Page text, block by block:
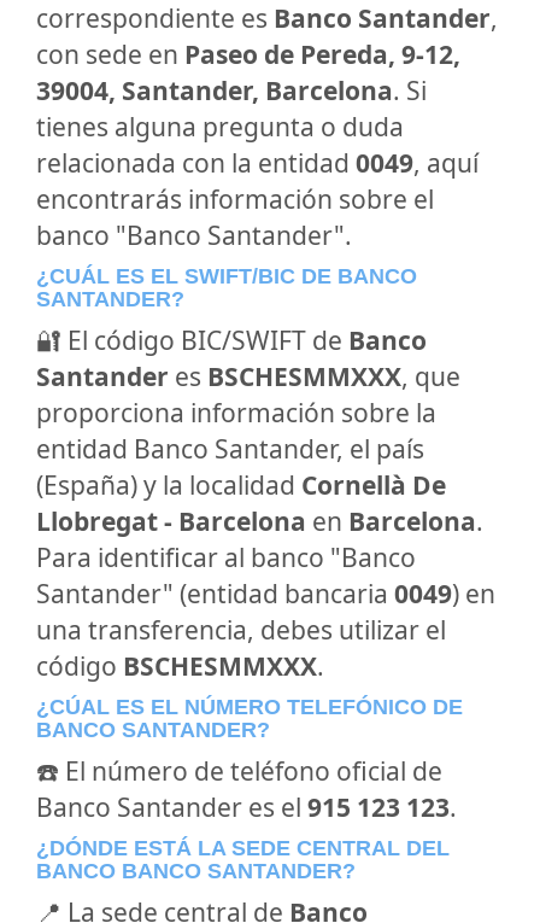
correspondiente es Banco Santander,
con sede en Paseo de Pereda, 9-12,
39004, Santander, Barcelona. Si
tienes alguna pregunta o duda
relacionada con la entidad 0049, aquí
encontrarás información sobre el
banco "Banco Santander".
¿CUÁL ES EL SWIFT/BIC DE BANCO
SANTANDER?
🔐 El código BIC/SWIFT de Banco
Santander es BSCHESMMXXX, que
proporciona información sobre la
entidad Banco Santander, el país
(España) y la localidad Cornellà De
Llobregat - Barcelona en Barcelona.
Para identificar al banco "Banco
Santander" (entidad bancaria 0049) en
una transferencia, debes utilizar el
código BSCHESMMXXX.
¿CÚAL ES EL NÚMERO TELEFÓNICO DE
BANCO SANTANDER?
☎️ El número de teléfono oficial de
Banco Santander es el 915 123 123.
¿DÓNDE ESTÁ LA SEDE CENTRAL DEL
BANCO BANCO SANTANDER?
📍 La sede central de Banco